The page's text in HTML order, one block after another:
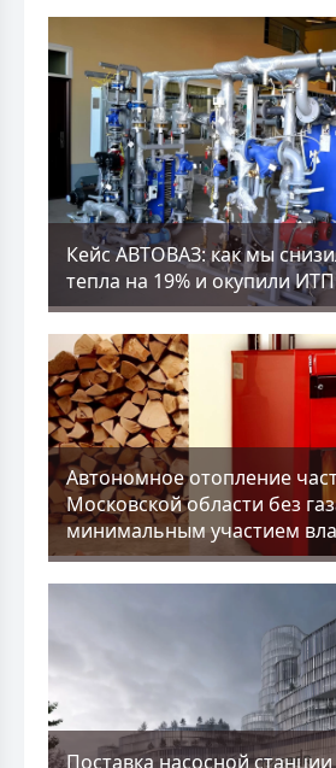
Кейс АВТОВАЗ: как мы
тепла на 19% и окупили
Aвтономное отопление
Московской области без
минимальным участием
Поставка насосной станции